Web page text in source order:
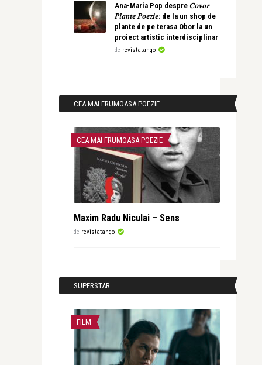
Ana-Maria Pop despre 𝐶𝑜𝑣𝑜𝑟
𝑃𝑙𝑎𝑛𝑡𝑒 𝑃𝑜𝑒𝑧𝑖𝑒: de la un shop de
plante de pe terasa Obor la un
proiect artistic interdisciplinar
de revistatango
CEA MAI FRUMOASA POEZIE
CEA MAI FRUMOASA POEZIE
Maxim Radu Niculai – Sens
de revistatango
SUPERSTAR
FILM